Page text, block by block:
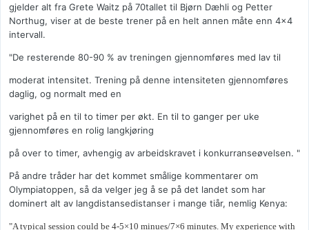
gjelder alt fra Grete Waitz på 70tallet til Bjørn Dæhli og Petter
Northug, viser at de beste trener på en helt annen måte enn 4x4
intervall.
"De resterende 80-90 % av treningen gjennomføres med lav til
moderat intensitet. Trening på denne intensiteten gjennomføres
daglig, og normalt med en
varighet på en til to timer per økt. En til to ganger per uke
gjennomføres en rolig langkjøring
på over to timer, avhengig av arbeidskravet i konkurranseøvelsen. "
På andre tråder har det kommet smålige kommentarer om
Olympiatoppen, så da velger jeg å se på det landet som har
dominert alt av langdistansedistanser i mange tiår, nemlig Kenya:
"A typical session could be 4-5×10 minues/7×6 minutes. My experience with